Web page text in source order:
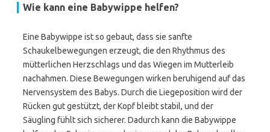
Wie kann eine Babywippe helfen?
Eine Babywippe ist so gebaut, dass sie sanfte
Schaukelbewegungen erzeugt, die den Rhythmus des
mütterlichen Herzschlags und das Wiegen im Mutterleib
nachahmen. Diese Bewegungen wirken beruhigend auf das
Nervensystem des Babys. Durch die Liegeposition wird der
Rücken gut gestützt, der Kopf bleibt stabil, und der
Säugling fühlt sich sicherer. Dadurch kann die Babywippe